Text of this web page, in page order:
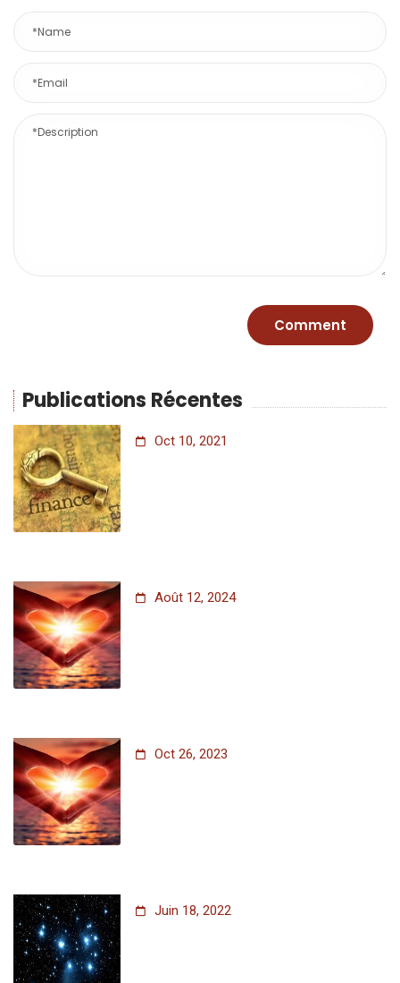
Publications Récentes
Oct 10, 2021
Août 12, 2024
Oct 26, 2023
Juin 18, 2022